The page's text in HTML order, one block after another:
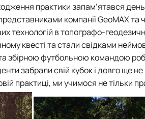
практики запам’ятався
компанії GeoMAX
технологій в топографо-
квесті та стали свідками
збірною футбольною командою
забрали свій кубок і довго ще
практиці, ми учимося не тільки